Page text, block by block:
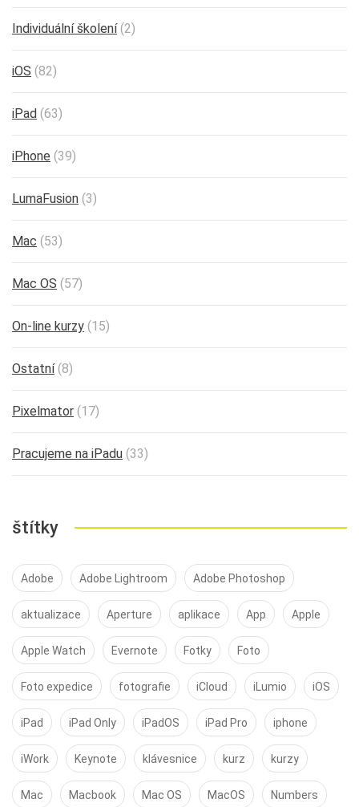
Individuální školení(2)
iOS (82)
iPad (63)
iPhone (39)
LumaFusion (3)
Mac (53)
Mac OS (57)
On-line kurzy (15)
Ostatní(8)
Pixelmator (17)
Pracujeme na iPadu (33)
štítky
Adobe Adobe Lightroom Adobe Photoshop
aktualizace Aperture aplikace App Apple
Apple Watch Evernote Fotky Foto
Foto expedice fotografie iCloud iLumio iOS
iPad iPad Only iPadOS iPad Pro iphone
iWork Keynote klávesnice kurz kurzy
Mac Macbook Mac OS MacOS Numbers